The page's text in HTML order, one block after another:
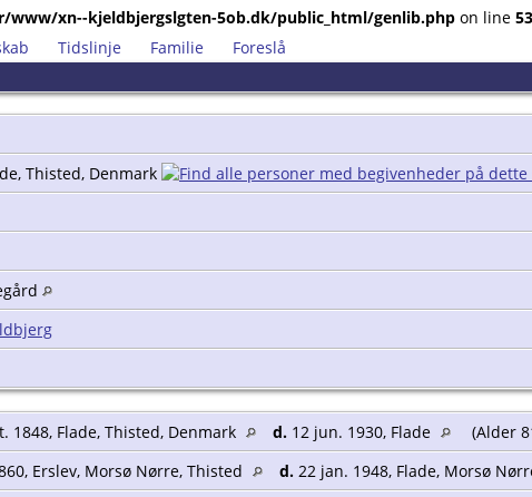
www/xn--kjeldbjergslgten-5ob.dk/public_html/genlib.php on line
Tidslinje Familie Foreslå
Thisted, Denmark
1848, Flade, Thisted, Denmark d. 12 jun. 1930, Flade
(Alder
Erslev, Morsø Nørre, Thisted d. 22 jan. 1948, Flade, Morsø